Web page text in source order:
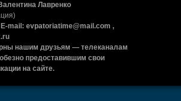
Лавренко
mail: evpatoriatime@mail.com ,
нашим друзьям — телеканалам
предоставившим свои
на сайте.